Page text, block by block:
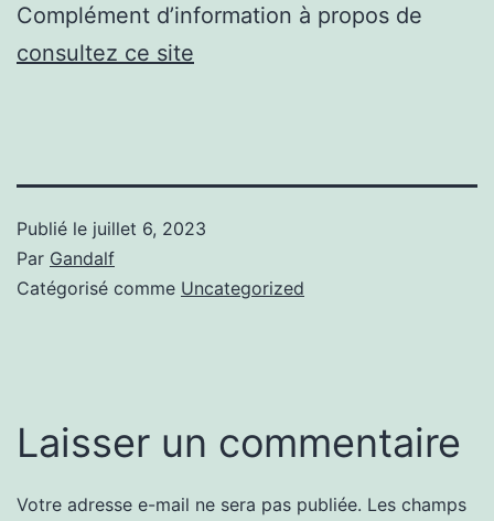
Complément d’information à propos de
consultez ce site
Publié le juillet 6, 2023
Par Gandalf
Catégorisé comme Uncategorized
Laisser un commentaire
Votre adresse e-mail ne sera pas publiée. Les champs